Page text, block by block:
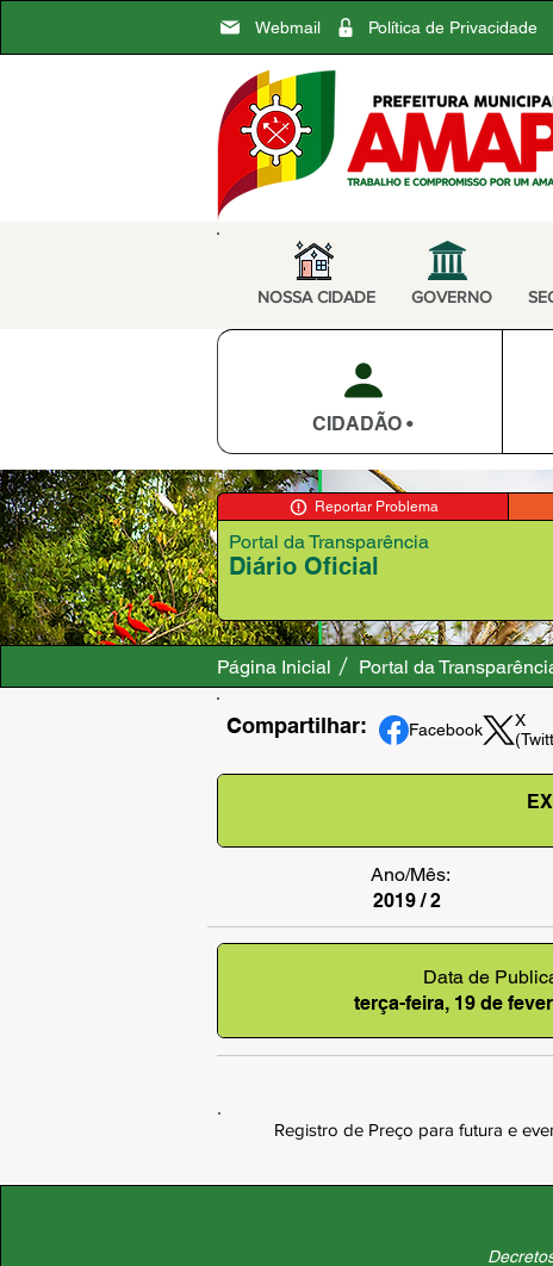
Webmail Política de Privacidade
NOSSA CIDADE GOVERNO
CIDADÃO •
Reportar Problema
Diário Oficial
Portal da Transparência
Página Inicial Portal da
Compartilhar: Facebook
X
Ano/Mês:
2019 / 2
Data de
terça-feira, 19 de
Registro de Preço para futura e